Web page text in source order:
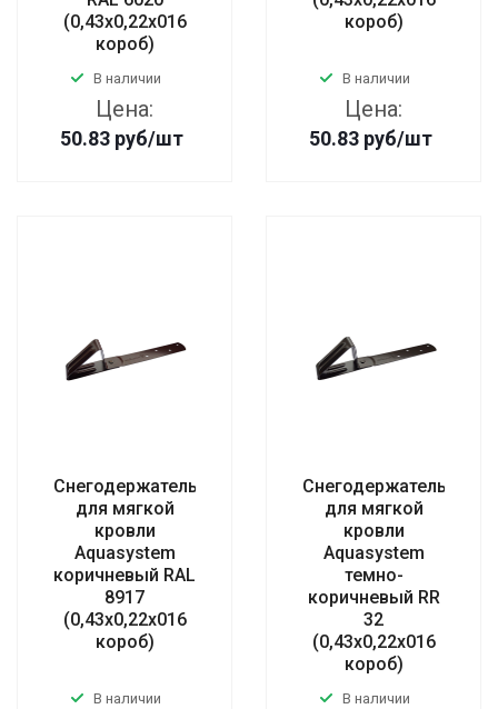
(0,43х0,22х016
короб)
В наличии
Цена:
50.83 руб/шт
короб)
В наличии
Цена:
50.83 руб/шт
Снегодержатель
для мягкой
кровли
Aquasystem
коричневый RAL
8917
(0,43х0,22х016
короб)
В наличии
Снегодержатель
для мягкой
кровли
Aquasystem
темно-
коричневый RR
32
(0,43х0,22х016
короб)
В наличии